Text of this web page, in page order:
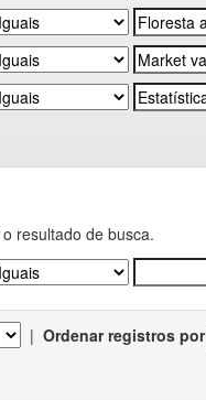
resultado de busca.
| Ordenar registros por